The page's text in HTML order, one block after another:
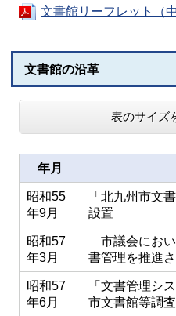
文書館リーフレット（
文書館の沿革
表のサイズ
年月
昭和55
年9月
「北九州市文
設置
昭和57
年3月
市議会におい
書管理を推進
昭和57
年6月
「文書管理シ
市文書館等調